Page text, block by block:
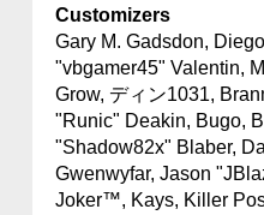
Customizers
Gary M. Gadsdon,
"vbgamer45" Valentin,
Grow, ディン1031,
"Runic" Deakin, Bugo,
"Shadow82x" Blaber,
Gwenwyfar, Jason
Joker™, Kays, Killer